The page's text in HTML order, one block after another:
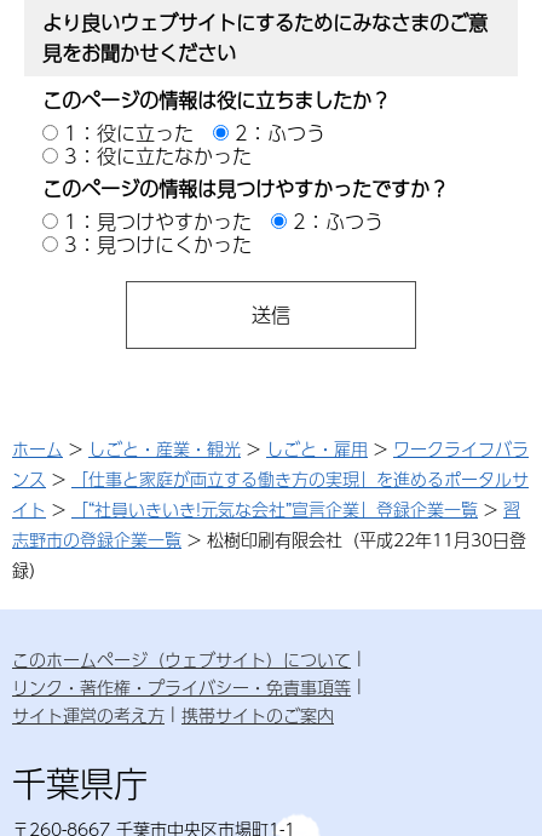
より良いウェブサイトにするためにみなさまのご意
見をお聞かせください
このページの情報は役に立ちましたか？
1：役に立った
2：ふつう
3：役に立たなかった
このページの情報は見つけやすかったですか？
1：見つけやすかった
2：ふつう
3：見つけにくかった
ホーム > しごと・産業・観光 > しごと・雇用 > ワークライフバラ
ンス >
「仕事と家庭が両立する働き方の実現」を進めるポータルサ
イト > 「“社員いきいき!元気な会社”宣言企業」登録企業一覧 > 習
志野市の登録企業一覧 > 松樹印刷有限会社（平成22年11月30日登
録）
このホームページ（ウェブサイト）について
リンク・著作権・プライバシー・免責事項等
サイト運営の考え方
携帯サイトのご案内
千葉県庁
〒260-8667 千葉市中央区市場町1-1